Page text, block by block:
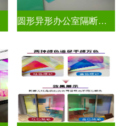
圆形异形办公室隔断磨砂烤漆玻璃